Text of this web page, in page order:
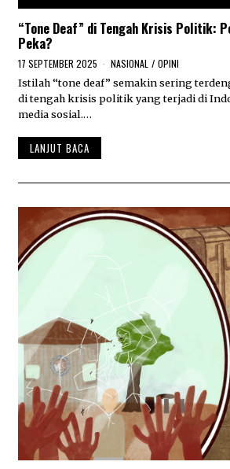
“Tone Deaf” di Tengah Krisis Politik:
Peka?
17 SEPTEMBER 2025
S
E
E
0
NASIONAL / OPINI
Istilah “tone deaf” semakin sering
di tengah krisis politik yang terjadi di
media sosial.…
LANJUT BACA